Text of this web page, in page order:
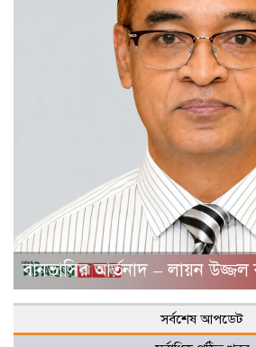
বানভাসির আর্তনাদ – লায়ন উজ্জল
সর্বশেষ আপডেট